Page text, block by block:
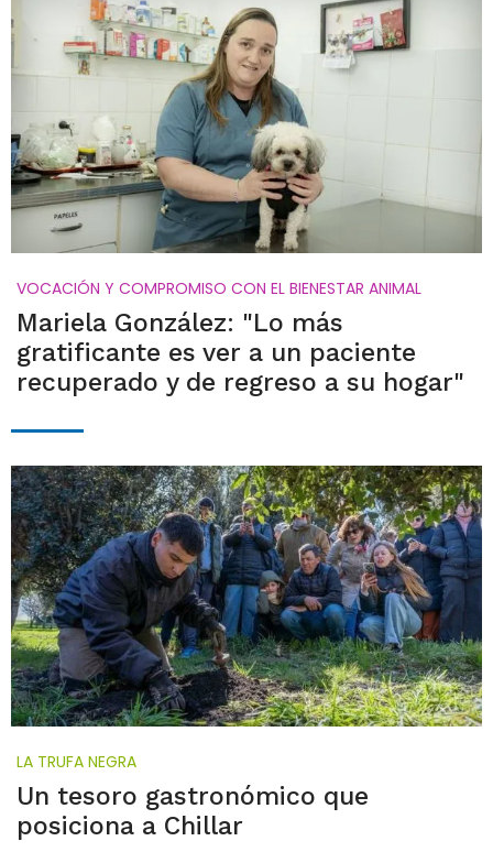
VOCACIÓN Y COMPROMISO CON EL BIENESTAR ANIMAL
Mariela González: "Lo más
gratificante es ver a un paciente
recuperado y de regreso a su hogar"
LA TRUFA NEGRA
Un tesoro gastronómico que
posiciona a Chillar